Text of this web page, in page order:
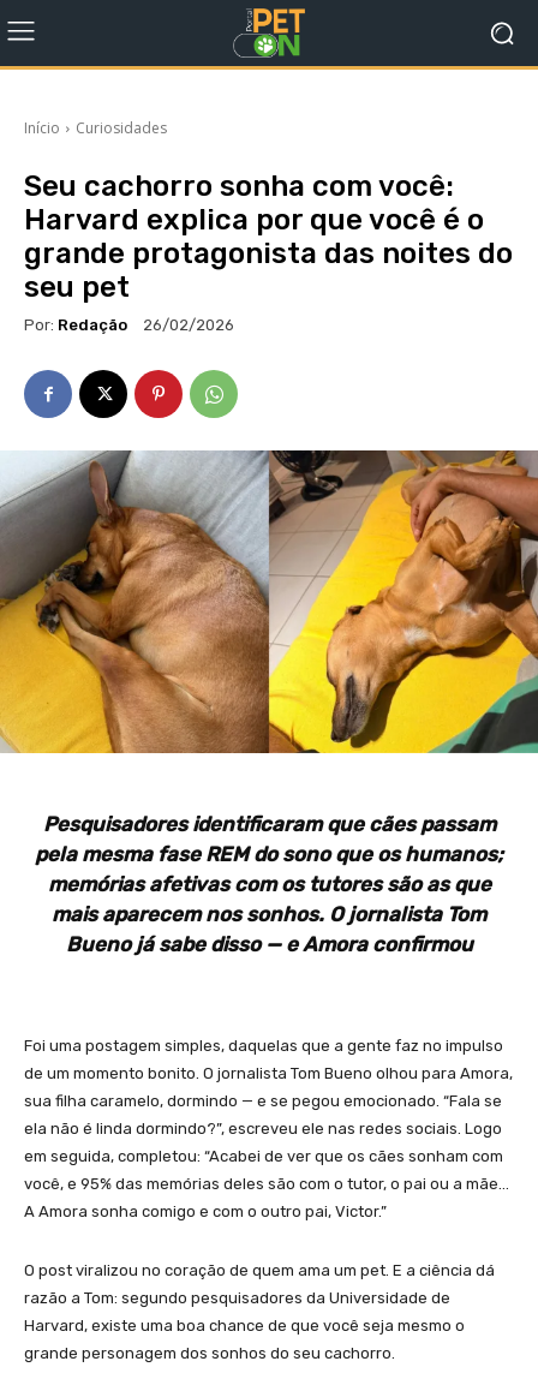
Início Curiosidades
Seu cachorro sonha com você:
Harvard explica por que você é o
grande protagonista das noites do
seu pet
Por: Redação 26/02/2026
Pesquisadores identificaram que cães passam
pela mesma fase REM do sono que os humanos;
memórias afetivas com os tutores são as que
mais aparecem nos sonhos. O jornalista Tom
Bueno já sabe disso — e Amora confirmou
Foi uma postagem simples, daquelas que a gente faz no impulso
de um momento bonito. O jornalista Tom Bueno olhou para Amora,
sua filha caramelo, dormindo — e se pegou emocionado. “Fala se
ela não é linda dormindo?”, escreveu ele nas redes sociais. Logo
em seguida, completou: “Acabei de ver que os cães sonham com
você, e 95% das memórias deles são com o tutor, o pai ou a mãe…
A Amora sonha comigo e com o outro pai, Victor.”
O post viralizou no coração de quem ama um pet. E a ciência dá
razão a Tom: segundo pesquisadores da Universidade de
Harvard, existe uma boa chance de que você seja mesmo o
grande personagem dos sonhos do seu cachorro.